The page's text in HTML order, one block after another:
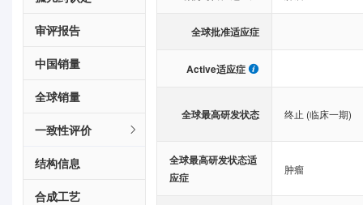
审评报告
中国销量
全球销量
一致性评价
结构信息
合成工艺
全球批准适应症
Active适应症
全球最高研发状态 终止 (临床一期)
全球最高研发状态适
应症
肿瘤